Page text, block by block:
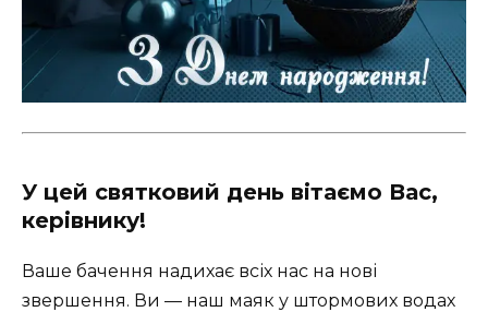
У цей святковий день вітаємо Вас,
керівнику!
Ваше бачення надихає всіх нас на нові
звершення. Ви — наш маяк у штормових водах